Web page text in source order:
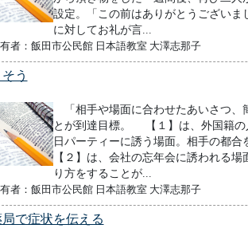
設定。「この前はありがとうございま
に対してお礼が言...
者：飯田市公民館 日本語教室 大澤志那子
う
「相手や場面に合わせたあいさつ、
とが到達目標。 【１】は、外国籍の
日パーティーに誘う場面。相手の都
【２】は、会社の忘年会に誘われる場
り方をすることが...
者：飯田市公民館 日本語教室 大澤志那子
で症状を伝える